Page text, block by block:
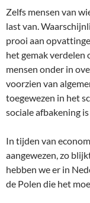
Zelfs mensen van
last van.
prooi aan
het gemak verdelen
mensen onder in
voorzien van
toegewezen in het
sociale afbakening
In tijden van
aangewezen, zo
hebben we er in
de Polen die het